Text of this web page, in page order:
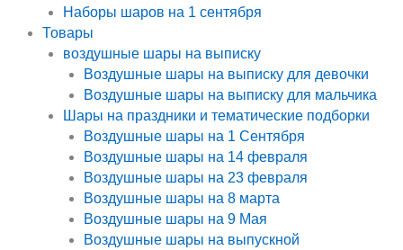
Наборы шаров на 1 сентября
Товары
воздушные шары на выписку
Воздушные шары на выписку для девочки
Воздушные шары на выписку для мальчика
Шары на праздники и тематические подборки
Воздушные шары на 1 Сентября
Воздушные шары на 14 февраля
Воздушные шары на 23 февраля
Воздушные шары на 8 марта
Воздушные шары на 9 Мая
Воздушные шары на выпускной